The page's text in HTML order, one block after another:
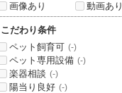
画像あり
動画あり
こだわり条件
ペット飼育可 (-)
ペット専用設備 (-)
楽器相談 (-)
陽当り良好 (-)